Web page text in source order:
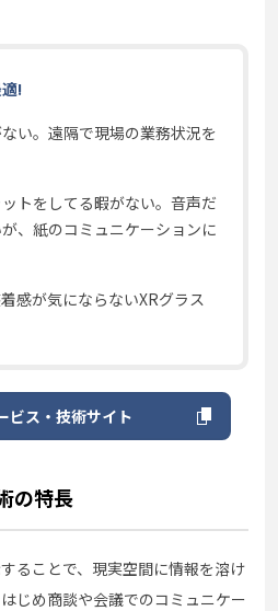
!
い。遠隔で現場の業務状況を
トをしてる暇がない。音声だ
、紙のコミュニケーションに
感が気にならないXRグラス
ビス・技術サイト
の特長
ることで、現実空間に情報を溶け
じめ商談や会議でのコミュニケー